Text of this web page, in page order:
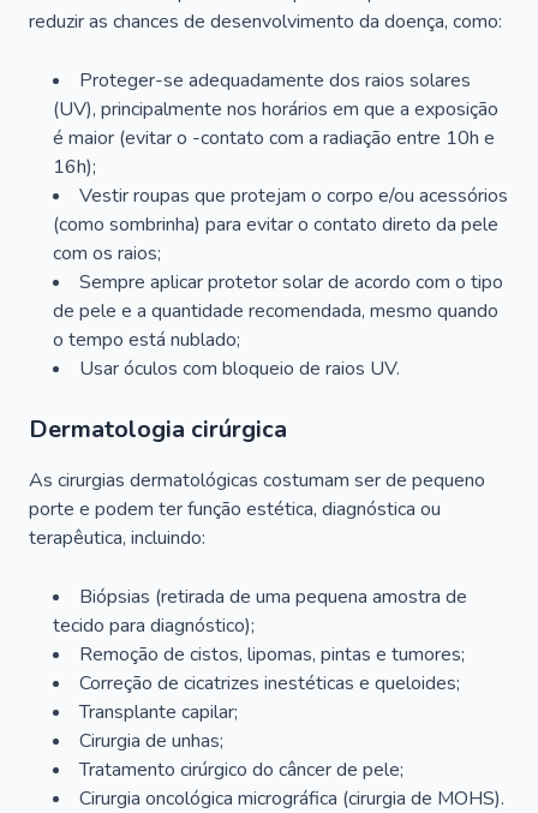
reduzir as chances de desenvolvimento da doença, como:
Proteger-se adequadamente dos raios solares
(UV), principalmente nos horários em que a exposição
é maior (evitar o -contato com a radiação entre 10h e
16h);
Vestir roupas que protejam o corpo e/ou acessórios
(como sombrinha) para evitar o contato direto da pele
com os raios;
Sempre aplicar protetor solar de acordo com o tipo
de pele e a quantidade recomendada, mesmo quando
o tempo está nublado;
Usar óculos com bloqueio de raios UV.
Dermatologia cirúrgica
As cirurgias dermatológicas costumam ser de pequeno
porte e podem ter função estética, diagnóstica ou
terapêutica, incluindo:
Biópsias (retirada de uma pequena amostra de
tecido para diagnóstico);
Remoção de cistos, lipomas, pintas e tumores;
Correção de cicatrizes inestéticas e queloides;
Transplante capilar;
Cirurgia de unhas;
Tratamento cirúrgico do câncer de pele;
Cirurgia oncológica micrográfica (cirurgia de MOHS).